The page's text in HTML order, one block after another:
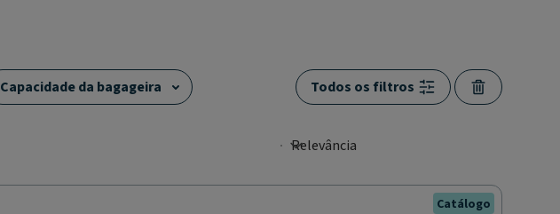
Capacidade da bagageira Todos os filtros
Catálogo